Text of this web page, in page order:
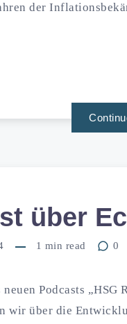
der
über
1 min read 0
neuen Podcasts
wir über die